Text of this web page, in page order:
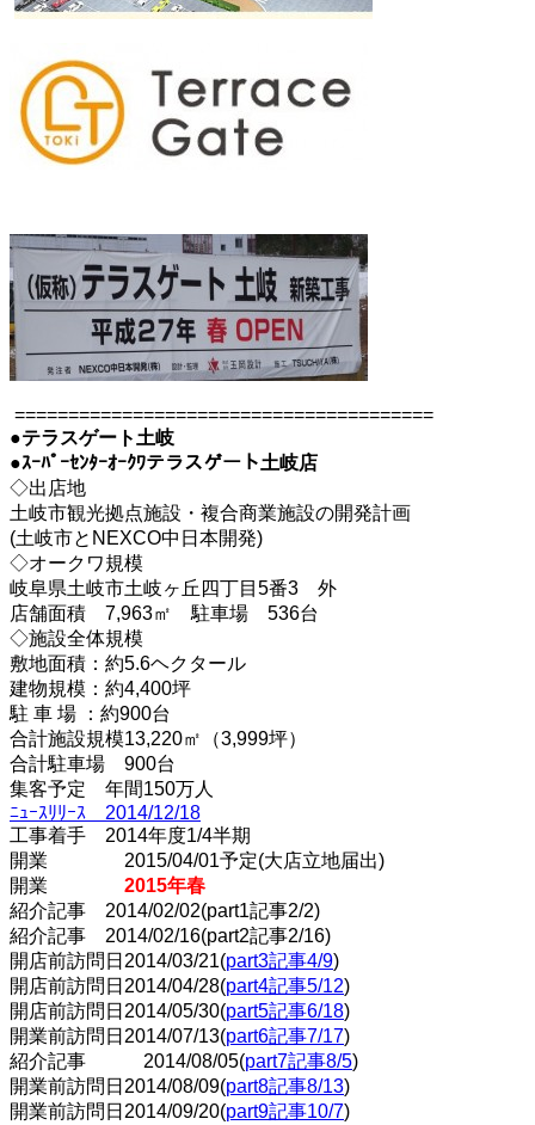
=======================================
●テラスゲート土岐
●ｽｰﾊﾟｰｾﾝﾀｰｵｰｸﾜテラスゲート土岐店
◇出店地
土岐市観光拠点施設・複合商業施設の開発計画
(土岐市とNEXCO中日本開発)
◇オークワ規模
岐阜県土岐市土岐ヶ丘四丁目5番3 外
店舗面積 7,963㎡ 駐車場 536台
◇施設全体規模
敷地面積：約5.6ヘクタール
建物規模：約4,400坪
駐 車 場 ：約900台
合計施設規模13,220㎡（3,999坪）
合計駐車場 900台
集客予定 年間150万人
ﾆｭｰｽﾘﾘｰｽ 2014/12/18
工事着手 2014年度1/4半期
開業 2015/04/01予定(大店立地届出)
開業 2015年春
紹介記事 2014/02/02(part1記事2/2)
紹介記事 2014/02/16(part2記事2/16)
開店前訪問日2014/03/21(part3記事4/9)
開店前訪問日2014/04/28(part4記事5/12)
開店前訪問日2014/05/30(part5記事6/18)
開業前訪問日2014/07/13(part6記事7/17)
紹介記事 2014/08/05(part7記事8/5)
開業前訪問日2014/08/09(part8記事8/13)
開業前訪問日2014/09/20(part9記事10/7)